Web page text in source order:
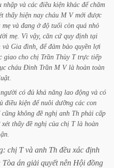
nhập và các điều kiện khác để chăm
thấy hiện nay cháu M V mới được
mẹ và đang ở độ tuổi còn quá nhỏ
mẹ. Vì vậy, căn cứ quy định tại
và Gia đình, để đảm bảo quyền lợi
giao cho chị Trần Thùy T trực tiếp
cháu Đinh Trần M V là hoàn toàn
người có đủ khả năng lao động và có
điều kiện để nuôi dưỡng các con
cũng không đề nghị anh Th phải cấp
xét thấy đề nghị của chị T là hoàn
chị T và anh Th đều xác định
Tòa án giải quyết nên Hội đồng